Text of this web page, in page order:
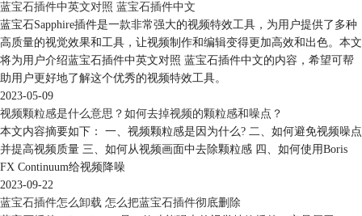
蓝宝石插件中英文对照 蓝宝石插件中文
蓝宝石Sapphire插件是一款非常强大的视频特效工具，为用户提供了多种
高质量的视觉效果和工具，让视频制作和编辑变得更加高效和出色。本文
将为用户介绍蓝宝石插件中英文对照 蓝宝石插件中文的内容，希望可帮
助用户更好地了解这个优秀的视频特效工具。
2023-05-09
视频颗粒感是什么意思？如何去掉视频的颗粒感和噪点？
本文内容摘要如下： 一、视频颗粒感是因为什么? 二、如何避免视频噪点
并提高视频质量 三、如何从视频画面中去除颗粒感 四、如何使用Boris
FX Continuum给视频降噪
2023-09-22
蓝宝石插件怎么卸载 怎么把蓝宝石插件彻底删除